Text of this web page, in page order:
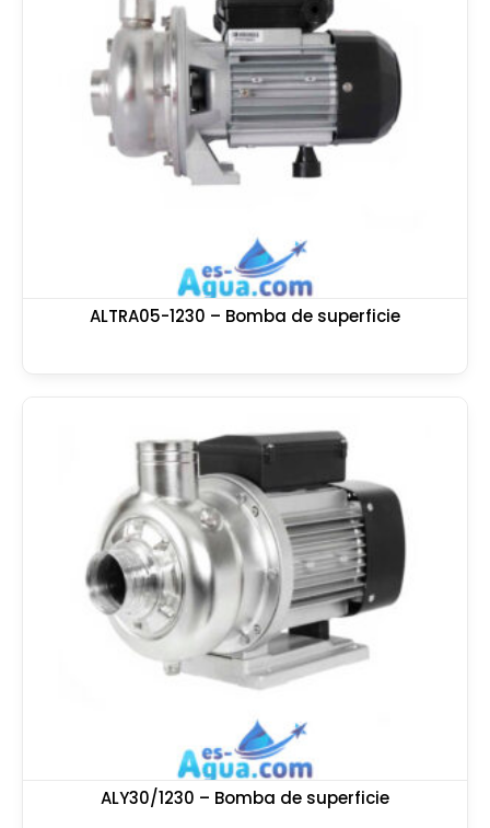
ALTRA05-1230 – Bomba de superficie
ALY30/1230 – Bomba de superficie